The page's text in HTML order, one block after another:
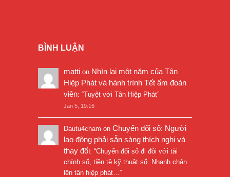
BÌNH LUẬN
matti on Nhìn lại một năm của Tân
Hiệp Phát và hành trình Tết ấm đoàn
viên: “Tuyệt vời Tân Hiệp Phát”
Jan 5, 19:16
Dautu4cham on Chuyển đổi số: Người
lao động phải sẵn sàng thích nghi và
thay đổi: “Chuyển đổi số đi đôi với tài
chính số, tiền tệ kỹ thuật số. Nhanh chân
lên tân hiệp phát… ”